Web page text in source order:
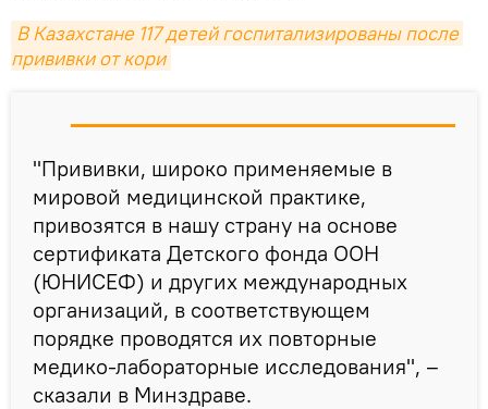
В Казахстане 117 детей госпитализированы после
прививки от кори
"Прививки, широко применяемые в
мировой медицинской практике,
привозятся в нашу страну на основе
сертификата Детского фонда ООН
(ЮНИСЕФ) и других международных
организаций, в соответствующем
порядке проводятся их повторные
медико-лабораторные исследования", –
сказали в Минздраве.